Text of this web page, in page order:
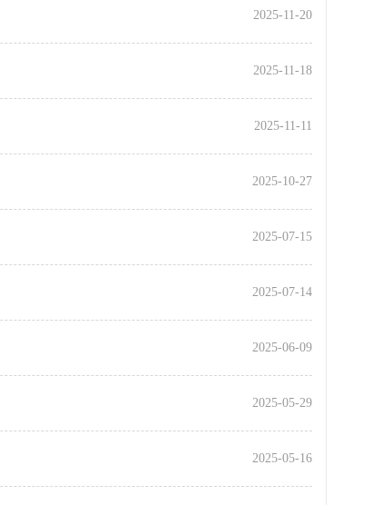
2025-11-20
2025-11-18
2025-11-11
2025-10-27
2025-07-15
2025-07-14
2025-06-09
2025-05-29
2025-05-16